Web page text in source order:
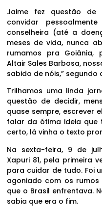
Jaime fez questão de
convidar
conselheira (até a
meses de vida, nunca
rumamos pra Goiânia,
Altair Sales Barbosa,
sabido de nóis,” segundo
Trilhamos uma linda
questão de decidir,
quase sempre, escrever
falar da ótima ideia que
certo, lá vinha o texto
Na sexta-feira, 9 de
Xapuri 81, pela primeira
para cuidar de tudo. Foi
agoniado com os
que o Brasil enfrentava.
sabia que era o fim.